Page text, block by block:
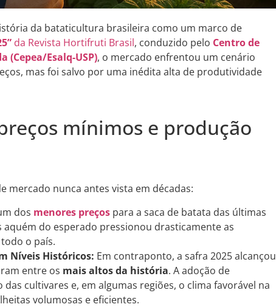
da bataticultura brasileira como um marco de
da Revista Hortifruti Brasil, conduzido pelo Centro de
(Cepea/Esalq-USP), o mercado enfrentou um cenário
mas foi salvo por uma inédita alta de produtividade
mínimos e produção
mercado nunca antes vista em décadas:
dos menores preços para a saca de batata das últimas
aquém do esperado pressionou drasticamente as
o país.
Níveis Históricos: Em contraponto, a safra 2025 alcançou
entre os mais altos da história. A adoção de
cultivares e, em algumas regiões, o clima favorável na
volumosas e eficientes.